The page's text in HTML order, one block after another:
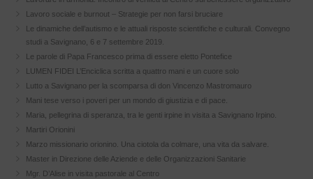
Lavoro sociale e burnout – Strategie per non farsi bruciare
Le dinamiche dell’autismo e le attuali risposte scientifiche e culturali. Convegno
studi a Savignano, 6 e 7 settembre 2019.
Le parole di Papa Francesco prima di essere eletto Pontefice
LUMEN FIDEI L’Enciclica scritta a quattro mani e un cuore solo
Lutto a Savignano per la scomparsa di don Vincenzo Mastromauro
Mani tese verso i poveri per un mondo di giustizia e di pace.
Maria, pellegrina di speranza, tra le genti irpine in visita a Savignano Irpino.
Martiri Orionini
Marzo missionario orionino. Una ciotola da colmare, una vita da salvare.
Master in Direzione delle Aziende e delle Organizzazioni Sanitarie
Mgr. D’Alise in visita pastorale al Centro